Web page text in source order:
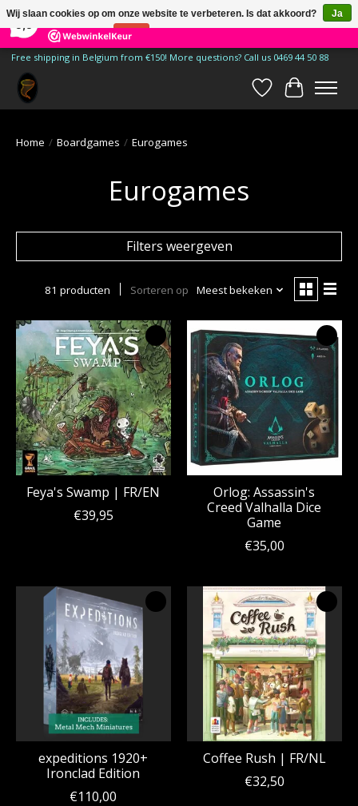
185 Reviews ×
Free shipping in Belgium from €150! More questions? Call us 0469 44 50 88
Verlanglijst
Home / Boardgames / Eurogames
Eurogames
Filters weergeven
81 producten Sorteren op Meest bekeken
Feya's Swamp | FR/EN
€39,95
Orlog: Assassin's
Creed Valhalla Dice
Game
€35,00
expeditions 1920+
Ironclad Edition
€110,00
Coffee Rush | FR/NL
€32,50
Wij slaan cookies op om onze website te verbeteren. Is dat akkoord?
Ja
Nee